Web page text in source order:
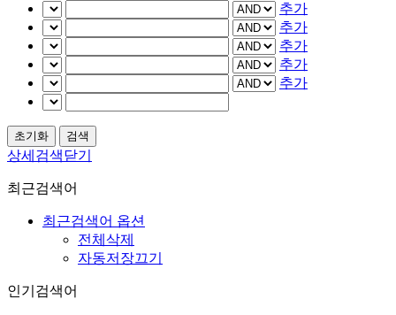
추가
추가
추가
추가
추가
상세검색닫기
최근검색어
최근검색어 옵션
전체삭제
자동저장끄기
인기검색어